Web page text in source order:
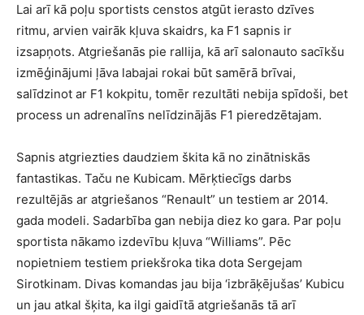
Lai arī kā poļu sportists censtos atgūt ierasto dzīves
ritmu, arvien vairāk kļuva skaidrs, ka F1 sapnis ir
izsapņots. Atgriešanās pie rallija, kā arī salonauto sacīkšu
izmēģinājumi ļāva labajai rokai būt samērā brīvai,
salīdzinot ar F1 kokpitu, tomēr rezultāti nebija spīdoši, bet
process un adrenalīns nelīdzinājās F1 pieredzētajam.
Sapnis atgriezties daudziem škita kā no zinātniskās
fantastikas. Taču ne Kubicam. Mērķtiecīgs darbs
rezultējās ar atgriešanos “Renault” un testiem ar 2014.
gada modeli. Sadarbība gan nebija diez ko gara. Par poļu
sportista nākamo izdevību kļuva “Williams”. Pēc
nopietniem testiem priekšroka tika dota Sergejam
Sirotkinam. Divas komandas jau bija ‘izbrāķējušas’ Kubicu
un jau atkal šķita, ka ilgi gaidītā atgriešanās tā arī